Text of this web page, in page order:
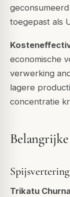
toegepast als
economische
verwerking
lagere
concentratie
Trikatu